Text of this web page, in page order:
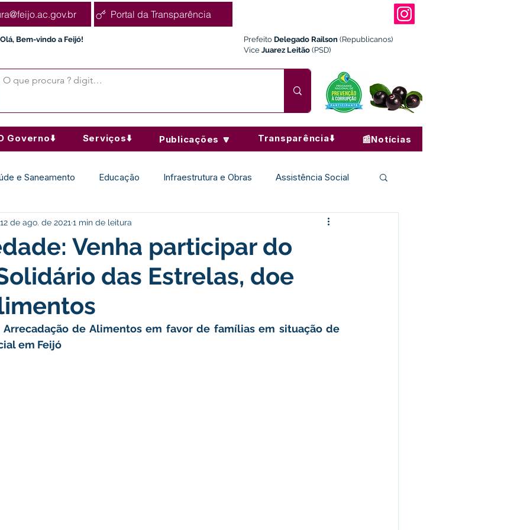
Portal da Transparência
Olá, Bem-vindo a Feijó! Prefeito Delegado Railson (Republicanos)
Vice Juarez Leitão (PSD)
Governo⬇️ Serviços⬇️ Publicações 🔽 Transparência⬇️ 📰Notícias
e Saneamento Educação Infraestrutura e Obras Assistência Social
Desporto Cultura e Lazer Institucional e Governo
Comemorativas Campanhas Vacinômetro Comunicado
Venha participar do
das Estrelas, doe
12 de ago. de 2021 1 min de leitura
de Alimentos em favor de famílias em situação de
em Feijó